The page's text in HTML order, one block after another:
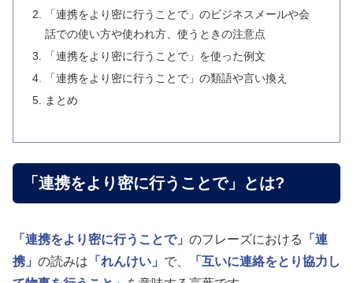
「連携をより密に行うことで」のビジネスメールや会
話での使い方や使われ方、使うときの注意点
「連携をより密に行うことで」を使った例文
「連携をより密に行うことで」の類語や言い換え
まとめ
「連携をより密に行うことで」とは?
「連携をより密に行うことで」 のフレーズにおける
「連
携」 の読みは 「れんけい」 で、
「互いに連絡をとり協力し